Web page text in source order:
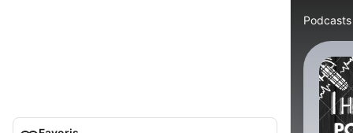
Podcasts